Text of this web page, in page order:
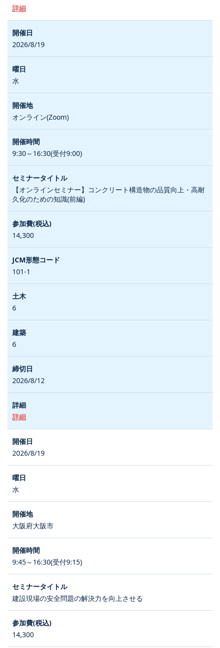
詳細
2026/8/19
水
オンライン(Zoom)
9:30～16:30(受付9:00)
【オンラインセミナー】コンクリート構造物の品質向上・高耐
久化のための知識(前編)
14,300
101-1
6
6
2026/8/12
詳細
2026/8/19
水
大阪府大阪市
9:45～16:30(受付9:15)
建設現場の安全問題の解決力を向上させる
14,300